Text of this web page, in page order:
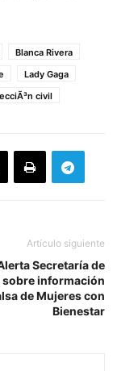
Blanca Rivera
Lady Gaga
civil
Artículo siguiente
Secretaría de
sobre información
de Mujeres con
Bienestar